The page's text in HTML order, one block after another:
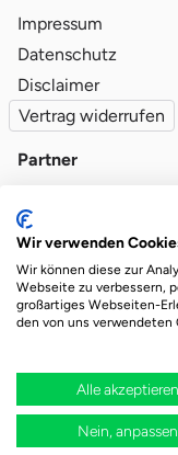
Impressum
Datenschutz
Disclaimer
Vertrag widerrufen
Partner
Partner-Login
Das
Durch deine
Wir verwenden
Wir können diese zur
Webseite zu verbessern,
großartiges Webseiten-
den von uns verwendeten
Alle akzeptieren
Nein, anpassen